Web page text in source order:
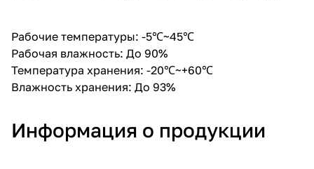
Рабочие температуры: -5℃~45℃
Рабочая влажность: До 90%
Температура хранения: -20℃~+60℃
Влажность хранения: До 93%
Информация о продукции